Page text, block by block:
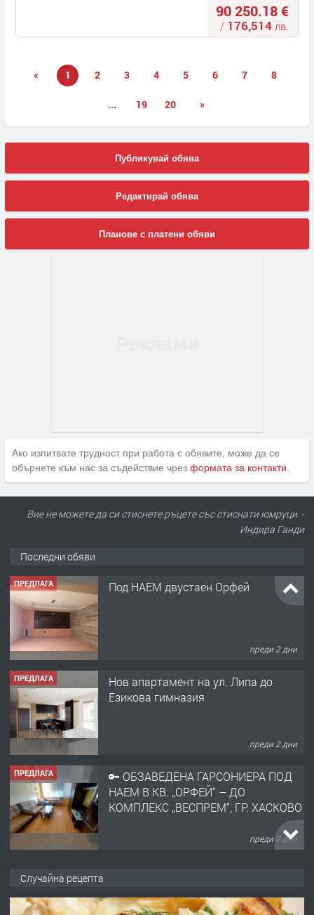
90 250.18 €
/ 176,514 лв.
« 1 2 3 4 5 6 7 8
... 19 20 »
Публикувай обява
Редактирай обява
Планове с платени обяви
Ако изпитвате трудност при работа с обявите, може да се
обърнете към нас за съдействие чрез формата за контакти
Вие не можете да си стиснете ръцете със стиснати юмруци. -
Индира Ганди
Последни обяви
Под НАЕМ двустаен Орфей
ПРЕДЛАГА
ПРЕДЛАГА
🔑 ОБЗАВЕДЕНА ГАРСОНИЕРА ПОД
ПРЕДЛАГА
НАПЪЛНО ОБЗАВЕДЕН И
ОБОРУДВАН ТРИСТАЕН
ПРЕДЛАГА
Случайна рецепта